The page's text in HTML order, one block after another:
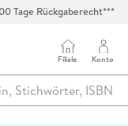
Tage Rückgaberecht***
Filiale Konto